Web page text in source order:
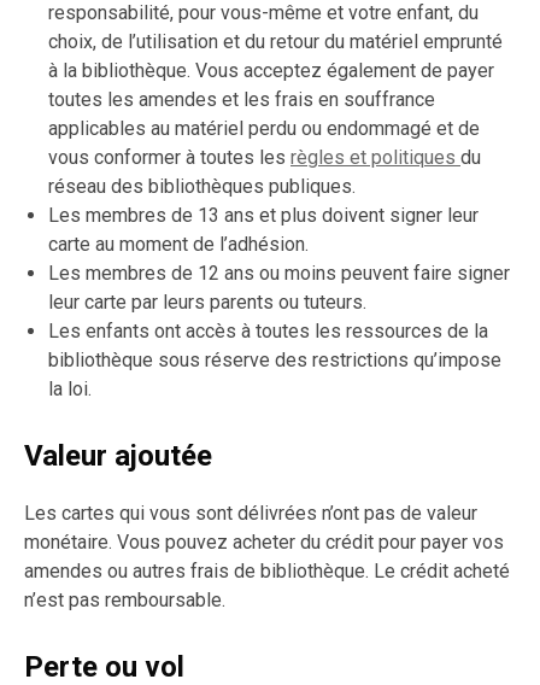
responsabilité, pour vous-même et votre enfant, du
choix, de l’utilisation et du retour du matériel emprunté
à la bibliothèque. Vous acceptez également de payer
toutes les amendes et les frais en souffrance
applicables au matériel perdu ou endommagé et de
vous conformer à toutes les règles et politiques du
réseau des bibliothèques publiques.
Les membres de 13 ans et plus doivent signer leur
carte au moment de l’adhésion.
Les membres de 12 ans ou moins peuvent faire signer
leur carte par leurs parents ou tuteurs.
Les enfants ont accès à toutes les ressources de la
bibliothèque sous réserve des restrictions qu’impose
la loi.
Valeur ajoutée
Les cartes qui vous sont délivrées n’ont pas de valeur
monétaire. Vous pouvez acheter du crédit pour payer vos
amendes ou autres frais de bibliothèque. Le crédit acheté
n’est pas remboursable.
Perte ou vol